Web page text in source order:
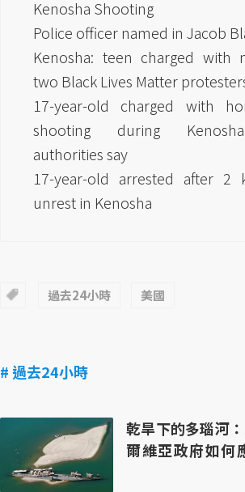
Kenosha Shooting
Police officer named in Jacob
Kenosha: teen charged with
two Black Lives Matter
17-year-old charged with
shooting during
authorities say
17-year-old arrested after 2
unrest in Kenosha
過去24小時 美國
# 過去24小時
乾旱下的多瑙河
爾維亞政府如何